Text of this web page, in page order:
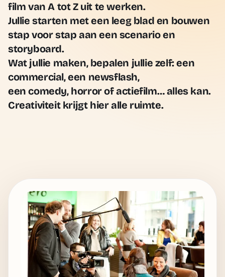
film van A tot Z uit te werken.
Jullie starten met een leeg blad en bouwen
stap voor stap aan een scenario en
storyboard.
Wat jullie maken, bepalen jullie zelf:een
commercial, een newsflash,
een comedy, horror of actiefilm… alles kan.
Creativiteit krijgt hier alle ruimte.